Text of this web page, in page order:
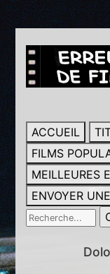
ACCUEIL
FILMS
MEILLEURES
ENVOYER